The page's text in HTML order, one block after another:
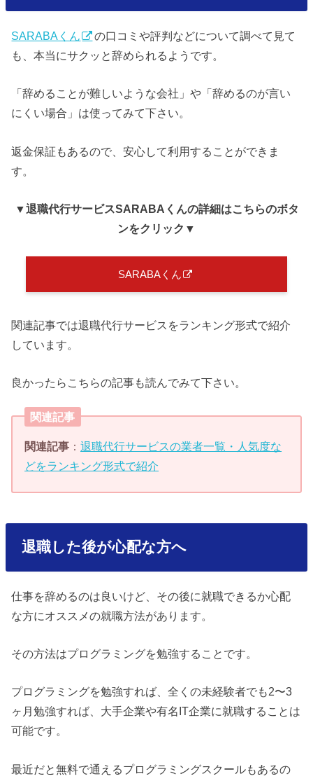
SARABAくん
の口コミや評判などについて調べて見て
も、本当にサクッと辞められるようです。
「辞めることが難しいような会社」や「辞めるのが言い
にくい場合」は使ってみて下さい。
返金保証もあるので、安心して利用することができま
す。
▼退職代行サービスSARABAくんの詳細はこちらのボタ
ンをクリック ▼
SARABAくん
関連記事では退職代行サービスをランキング形式で紹介
しています。
良かったらこちらの記事も読んでみて下さい。
関連記事
関連記事 ：退職代行サービスの業者一覧・人気度な
どをランキング形式で紹介
退職した後が心配な方へ
仕事を辞めるのは良いけど、その後に就職できるか心配
な方にオススメの就職方法があります。
その方法はプログラミングを勉強することです。
プログラミングを勉強すれば、全くの未経験者でも2〜3
ヶ月勉強すれば、大手企業や有名IT企業に就職することは
可能です。
最近だと無料で通えるプログラミングスクールもあるの